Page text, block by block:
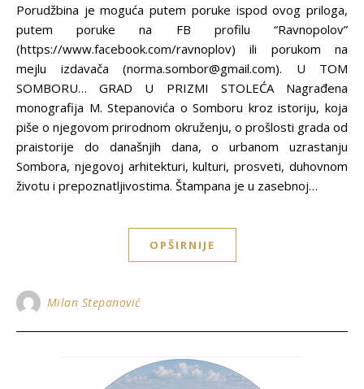
Porudžbina je moguća putem poruke ispod ovog priloga,
putem poruke na FB profilu “Ravnopolov”
(https://www.facebook.com/ravnoplov) ili porukom na
mejlu izdavača (norma.sombor@gmail.com). U TOM
SOMBORU… GRAD U PRIZMI STOLEĆA Nagrađena
monografija M. Stepanovića o Somboru kroz istoriju, koja
piše o njegovom prirodnom okruženju, o prošlosti grada od
praistorije do današnjih dana, o urbanom uzrastanju
Sombora, njegovoj arhitekturi, kulturi, prosveti, duhovnom
životu i prepoznatljivostima. Štampana je u zasebnoj…
OPŠIRNIJE
Milan Stepanović